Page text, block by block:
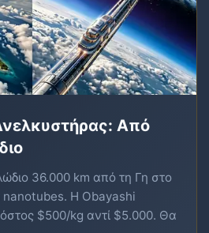
Από
36.000 km από τη Γη στο
nanotubes. Η Obayashi
$500/kg αντί $5.000. Θα